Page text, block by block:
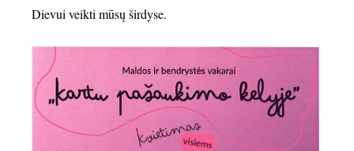
Dievui veikti mūsų širdyse.